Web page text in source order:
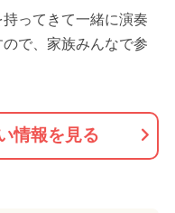
ってきて一緒に演奏
で、家族みんなで参
情報を見る